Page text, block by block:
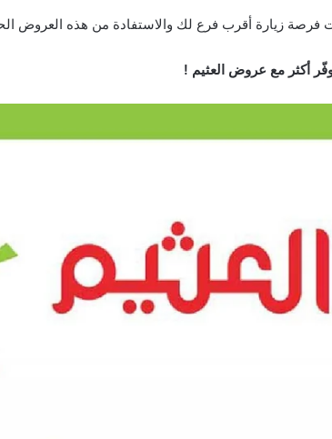
فرصة زيارة أقرب فرع لك والاستفادة من هذه العروض
أكثر مع عروض العثيم !